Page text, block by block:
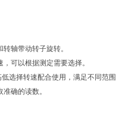
轴带动转子旋转。
可以根据测定需要选择。
选择转速配合使用，满足不同范围
确的读数。